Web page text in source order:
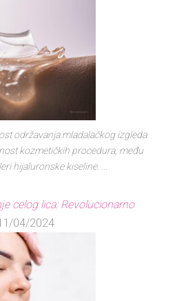
održavanja mladalačkog izgleda
kozmetičkih procedura, među
hijaluronske kiseline. ...
celog lica: Revolucionarno
04/2024